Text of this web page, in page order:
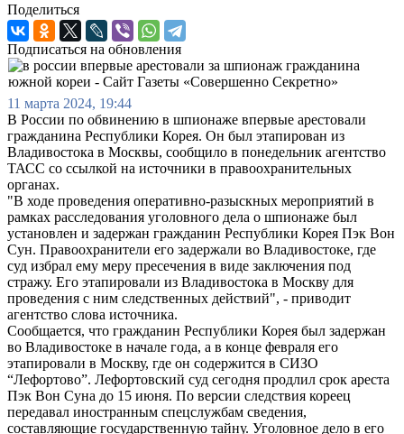
Поделиться
Подписаться на обновления
11 марта 2024, 19:44
В России по обвинению в шпионаже впервые арестовали
гражданина Республики Корея. Он был этапирован из
Владивостока в Москвы, сообщило в понедельник агентство
ТАСС со ссылкой на источники в правоохранительных
органах.
"В ходе проведения оперативно-разыскных мероприятий в
рамках расследования уголовного дела о шпионаже был
установлен и задержан гражданин Республики Корея Пэк Вон
Сун. Правоохранители его задержали во Владивостоке, где
суд избрал ему меру пресечения в виде заключения под
стражу. Его этапировали из Владивостока в Москву для
проведения с ним следственных действий", - приводит
агентство слова источника.
Сообщается, что гражданин Республики Корея был задержан
во Владивостоке в начале года, а в конце февраля его
этапировали в Москву, где он содержится в СИЗО
“Лефортово”. Лефортовский суд сегодня продлил срок ареста
Пэк Вон Суна до 15 июня. По версии следствия кореец
передавал иностранным спецслужбам сведения,
составляющие государственную тайну. Уголовное дело в его